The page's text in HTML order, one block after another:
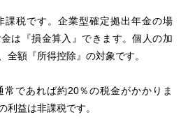
課税です。企業型確定拠出年金の場
は『損金算入』できます。個人の加
全額『所得控除』の対象です。
であれば約20％の税金がかかりま
利益は非課税です。